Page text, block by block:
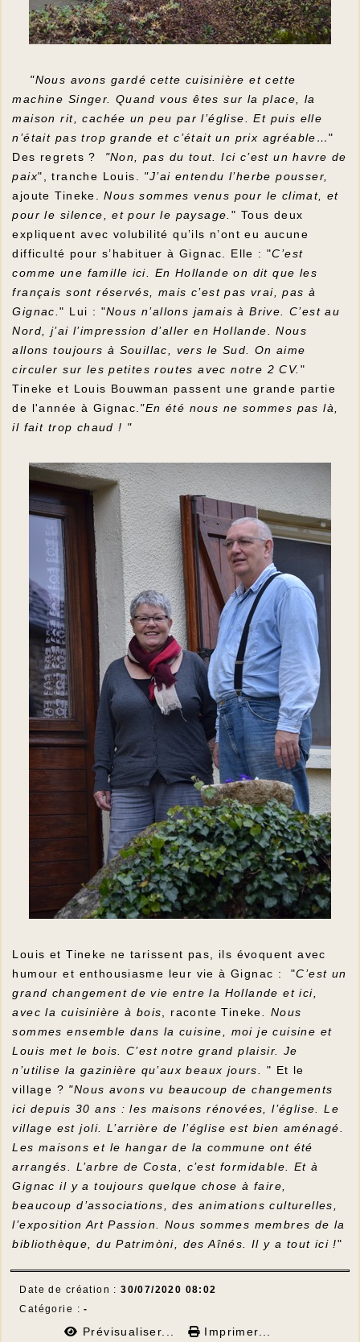
"Nous avons gardé cette cuisinière et cette
machine Singer. Quand vous êtes sur la place, la
maison rit, cachée un peu par l’église. Et puis elle
n’était pas trop grande et c’était un prix agréable…"
Des regrets ? "Non, pas du tout. Ici c’est un havre de
paix", tranche Louis. "J’ai entendu l’herbe pousser,
ajoute Tineke.Nous sommes venus pour le climat, et
pour le silence, et pour le paysage. " Tous deux
expliquent avec volubilité qu’ils n’ont eu aucune
difficulté pour s’habituer à Gignac. Elle : "C’est
comme une famille ici. En Hollande on dit que les
français sont réservés, mais c’est pas vrai, pas à
Gignac." Lui : "Nous n’allons jamais à Brive. C’est au
Nord, j’ai l’impression d’aller en Hollande. Nous
allons toujours à Souillac, vers le Sud. On aime
circuler sur les petites routes avec notre 2 CV. "
Tineke et Louis Bouwman passent une grande partie
de l'année à Gignac."En été nous ne sommes pas là,
il fait trop chaud ! "
Louis et Tineke ne tarissent pas, ils évoquent avec
humour et enthousiasme leur vie à Gignac : "C’est un
grand changement de vie entre la Hollande et ici,
avec la cuisinière à bois, raconte Tineke. Nous
sommes ensemble dans la cuisine, moi je cuisine et
Louis met le bois. C’est notre grand plaisir. Je
n’utilise la gazinière qu’aux beaux jours. " Et le
village ? "Nous avons vu beaucoup de changements
ici depuis 30 ans : les maisons rénovées, l’église. Le
village est joli. L’arrière de l’église est bien aménagé.
Les maisons et le hangar de la commune ont été
arrangés. L’arbre de Costa, c’est formidable. Et à
Gignac il y a toujours quelque chose à faire,
beaucoup d’associations, des animations culturelles,
l’exposition Art Passion. Nous sommes membres de la
bibliothèque, du Patrimòni, des Aînés. Il y a tout ici !"
Date de création :30/07/2020 08:02
Catégorie :-
Prévisualiser... Imprimer...